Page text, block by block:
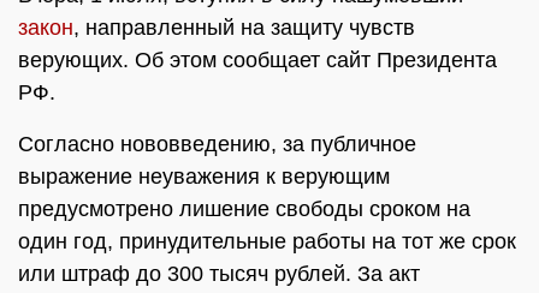
закон, направленный на защиту чувств
верующих. Об этом сообщает сайт Президента
РФ.
Согласно нововведению, за публичное
выражение неуважения к верующим
предусмотрено лишение свободы сроком на
один год, принудительные работы на тот же срок
или штраф до 300 тысяч рублей. За акт